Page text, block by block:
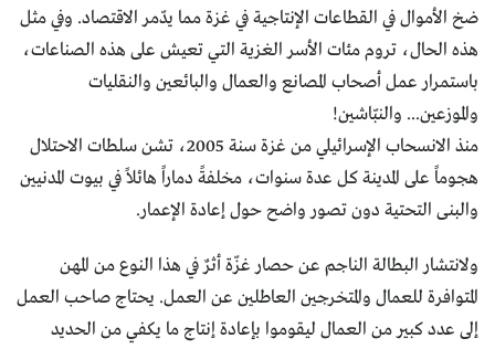
ضخ الأموال في القطاعات الإنتاجية في غزة مما يدّمر الاقتصاد. وفي مثل
هذه الحال، تروم مئات الأسر الغزية التي تعيش على هذه الصناعات،
باستمرار عمل أصحاب المصانع والعمال والبائعين والنقليات
والموزعين... والنبّاشين!
منذ الانسحاب الإسرائيلي من غزة سنة 2005، تشن سلطات الاحتلال
هجوماً على المدينة كل عدة سنوات، مخلفةً دماراً هائلاً في بيوت المدنيين
والبنى التحتية دون تصور واضح حول إعادة الإعمار.
ولانتشار البطالة الناجم عن حصار غزّة أثرٌ في هذا النوع من المهن
المتوافرة للعمال والمتخرجين العاطلين عن العمل. يحتاج صاحب العمل
إلى عدد كبير من العمال ليقوموا بإعادة إنتاج ما يكفي من الحديد